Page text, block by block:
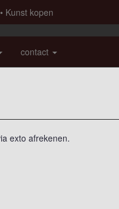
Kunst kopen
contact
exto afrekenen.